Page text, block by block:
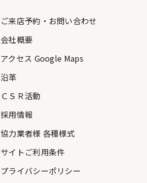
ご来店予約・お問い合わせ
会社概要
アクセス Google Maps
沿革
ＣＳＲ活動
採用情報
協力業者様 各種様式
サイトご利用条件
プライバシーポリシー